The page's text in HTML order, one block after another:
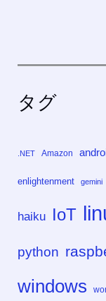
タグ
.NET Amazon
enlightenment gemini
haiku IoT
python
windows